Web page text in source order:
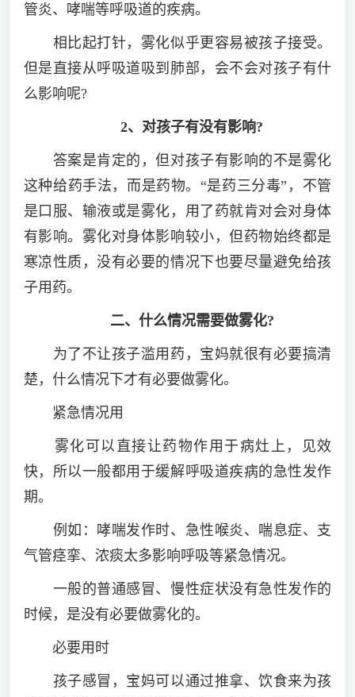
管炎、哮喘等呼吸道的疾病。
相比起打针，雾化似乎更容易被孩子接受。
但是直接从呼吸道吸到肺部，会不会对孩子有什
么影响呢?
2、对孩子有没有影响?
答案是肯定的，但对孩子有影响的不是雾化
这种给药手法，而是药物。“是药三分毒”，不管
是口服、输液或是雾化，用了药就肯对会对身体
有影响。雾化对身体影响较小，但药物始终都是
寒凉性质，没有必要的情况下也要尽量避免给孩
子用药。
二、什么情况需要做雾化?
为了不让孩子滥用药，宝妈就很有必要搞清
楚，什么情况下才有必要做雾化。
紧急情况用
雾化可以直接让药物作用于病灶上，见效
快，所以一般都用于缓解呼吸道疾病的急性发作
期。
例如：哮喘发作时、急性喉炎、喘息症、支
气管痉挛、浓痰太多影响呼吸等紧急情况。
一般的普通感冒、慢性症状没有急性发作的
时候，是没有必要做雾化的。
必要用时
孩子感冒，宝妈可以通过推拿、饮食来为孩